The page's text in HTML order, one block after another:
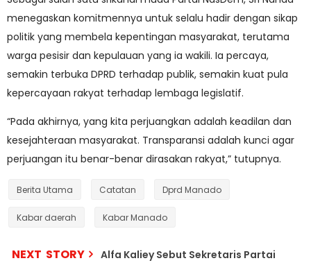
menegaskan komitmennya untuk selalu hadir dengan sikap
politik yang membela kepentingan masyarakat, terutama
warga pesisir dan kepulauan yang ia wakili. Ia percaya,
semakin terbuka DPRD terhadap publik, semakin kuat pula
kepercayaan rakyat terhadap lembaga legislatif.
“Pada akhirnya, yang kita perjuangkan adalah keadilan dan
kesejahteraan masyarakat. Transparansi adalah kunci agar
perjuangan itu benar-benar dirasakan rakyat,” tutupnya.
Berita Utama Catatan Dprd Manado
Kabar daerah Kabar Manado
NEXT STORY
Alfa Kaliey Sebut Sekretaris Partai